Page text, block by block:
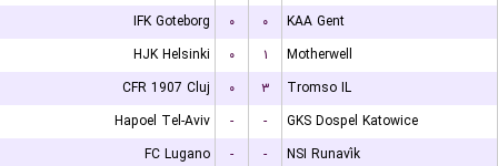
IFK Goteborg
۰ ۰
KAA Gent
HJK Helsinki
۰ ۱
Motherwell
CFR 1907 Cluj
۰ ۳
Tromso IL
Hapoel Tel-Aviv
- -
GKS Dospel Katowice
FC Lugano
- -
NSI Runavík